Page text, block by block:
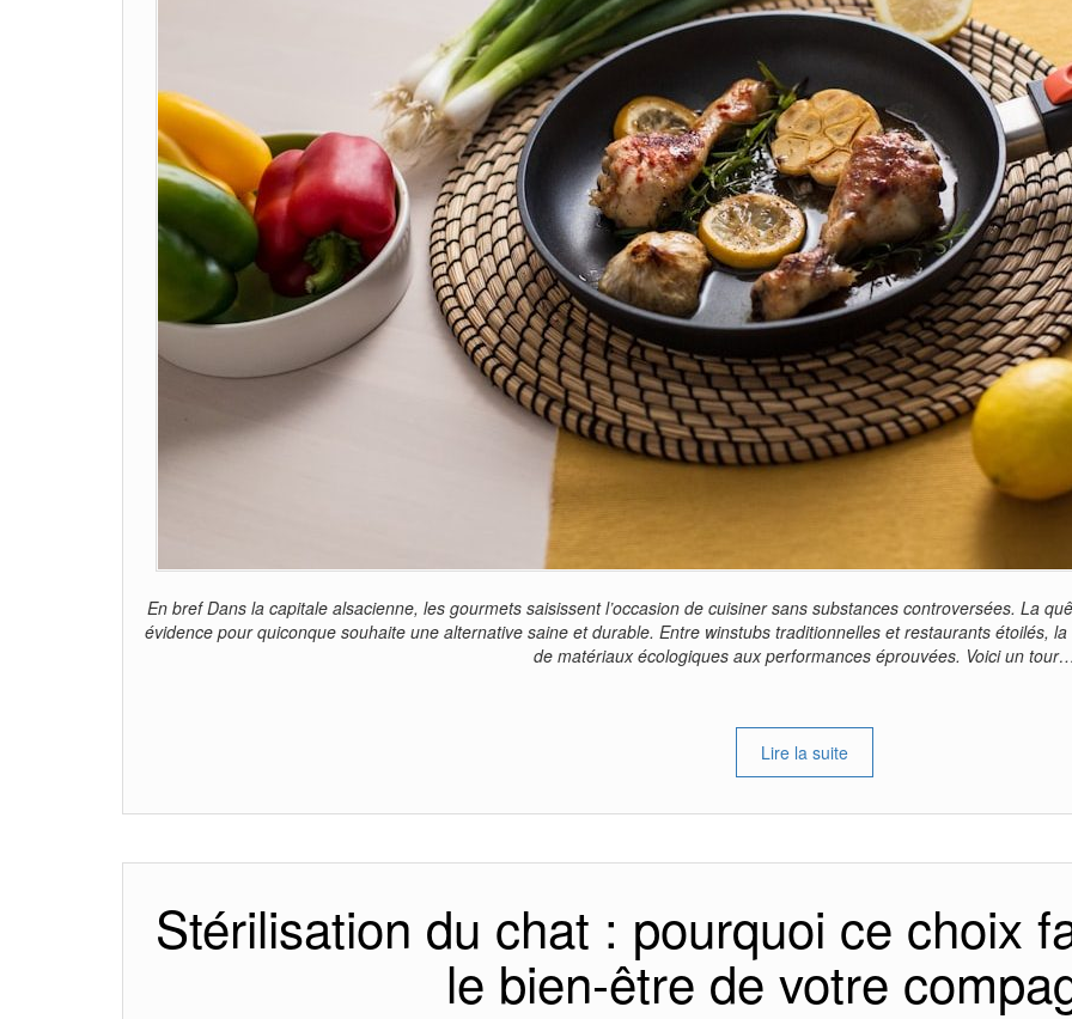
En bref Dans la capitale alsacienne, les gourmets saisissent l’occasion de cuisiner sans substances controversées. La
évidence pour quiconque souhaite une alternative saine et durable. Entre winstubs traditionnelles et restaurants étoilés,
de matériaux écologiques aux performances éprouvées. Voici un
Lire la suite
Stérilisation du chat : pourquoi ce choix
le bien-être de votre